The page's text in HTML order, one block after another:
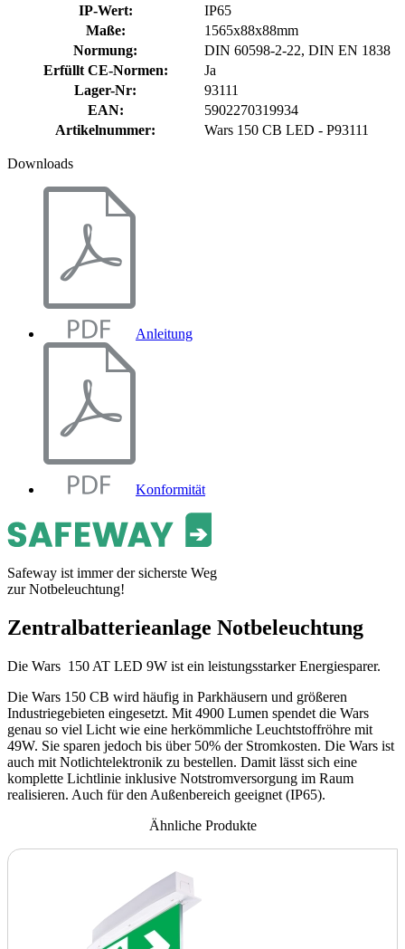
IP-Wert:
IP65
Maße:
1565x88x88mm
Normung:
DIN 60598-2-22, DIN EN 1838
Erfüllt CE-Normen:
Ja
Lager-Nr:
93111
EAN:
5902270319934
Artikelnummer: Wars 150 CB LED - P93111
Downloads
Anleitung
Konformität
Safeway ist immer der sicherste Weg
zur Notbeleuchtung!
Zentralbatterieanlage Notbeleuchtung
Die Wars 150 AT LED 9W ist ein leistungsstarker Energiesparer.
Die Wars 150 CB wird häufig in Parkhäusern und größeren
Industriegebieten eingesetzt. Mit 4900 Lumen spendet die Wars
genau so viel Licht wie eine herkömmliche Leuchtstoffröhre mit
49W. Sie sparen jedoch bis über 50% der Stromkosten. Die Wars ist
auch mit Notlichtelektronik zu bestellen. Damit lässt sich eine
komplette Lichtlinie inklusive Notstromversorgung im Raum
realisieren. Auch für den Außenbereich geeignet (IP65).
Ähnliche Produkte